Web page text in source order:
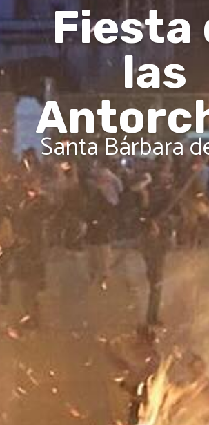
Fiesta
las
Santa Bárbara